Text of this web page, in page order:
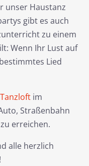
unser Haustanz
gibt es auch
zu einem
Wenn Ihr Lust auf
Lied
Tanzloft im
Straßenbahn
erreichen.
alle herzlich